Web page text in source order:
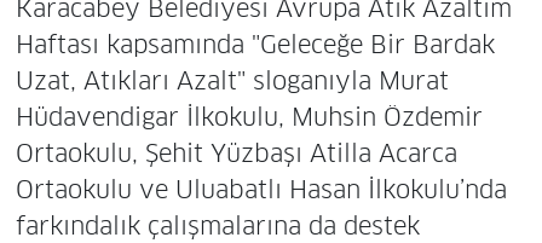
Karacabey Belediyesi Avrupa Atık Azaltım
Haftası kapsamında "Geleceğe Bir Bardak
Uzat, Atıkları Azalt" sloganıyla Murat
Hüdavendigar İlkokulu, Muhsin Özdemir
Ortaokulu, Şehit Yüzbaşı Atilla Acarca
Ortaokulu ve Uluabatlı Hasan İlkokulu’nda
farkındalık çalışmalarına da destek